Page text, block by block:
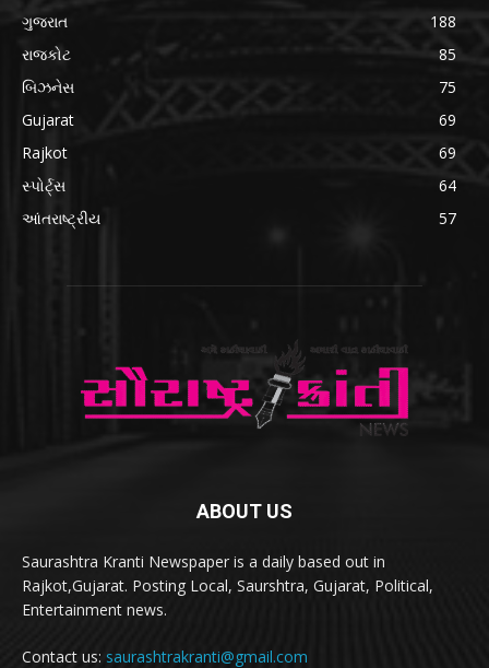
ગુજરાત
188
રાજકોટ
85
બિઝનેસ
75
Gujarat
69
Rajkot
69
સ્પોર્ટ્સ
64
આંતરાષ્ટ્રીય
57
ABOUT US
Saurashtra Kranti Newspaper is a daily based out in
Rajkot,Gujarat. Posting Local, Saurshtra, Gujarat, Political,
Entertainment news.
Contact us: saurashtrakranti@gmail.com